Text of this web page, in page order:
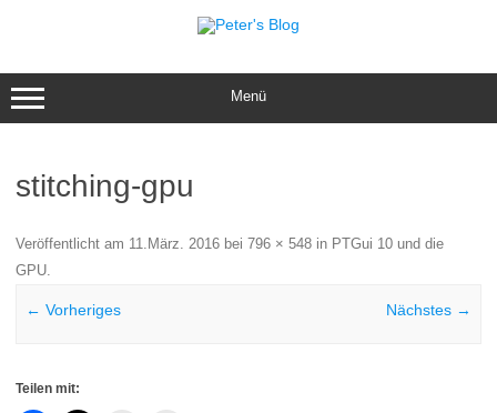
Menü
stitching-gpu
Veröffentlicht am 11.März. 2016 bei 796 × 548 in PTGui 10 und die
GPU.
← Vorheriges Nächstes →
Teilen mit: